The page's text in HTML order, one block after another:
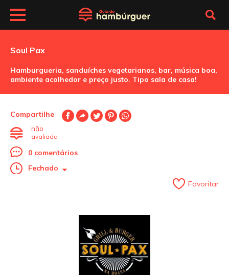
Soul Pax
Hamburgueria, sanduíches vegetarianos, bar, música boa,
ambiente acolhedor e preço justo. Tipo sala de casa!
Compartilhe
não
avaliada
0 comentários
Fechado
Favoritar